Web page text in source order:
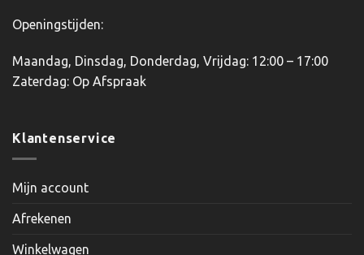
Openingstijden:
Maandag, Dinsdag, Donderdag, Vrijdag: 12:00 – 17:00
Zaterdag: Op Afspraak
Klantenservice
Mijn account
Afrekenen
Winkelwagen